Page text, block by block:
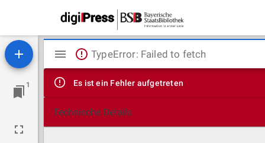
1
Mirador
Viewer
TypeError: Failed to fetch
Es ist ein Fehler aufgetreten
Technische Details